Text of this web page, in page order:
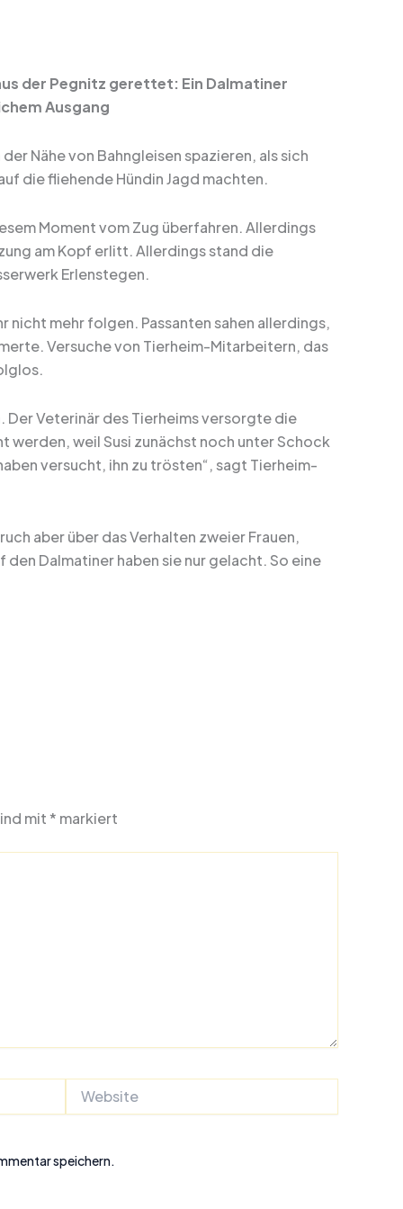
der Pegnitz gerettet: Ein Dalmatiner
Ausgang
Nähe von Bahngleisen spazieren, als sich
die fliehende Hündin Jagd machten.
Moment vom Zug überfahren. Allerdings
am Kopf erlitt. Allerdings stand die
Erlenstegen.
mehr folgen. Passanten sahen allerdings,
Versuche von Tierheim-Mitarbeitern, das
Der Veterinär des Tierheims versorgte die
werden, weil Susi zunächst noch unter Schock
versucht, ihn zu trösten“, sagt Tierheim-
aber über das Verhalten zweier Frauen,
Dalmatiner haben sie nur gelacht. So eine
mit* markiert
speichern.